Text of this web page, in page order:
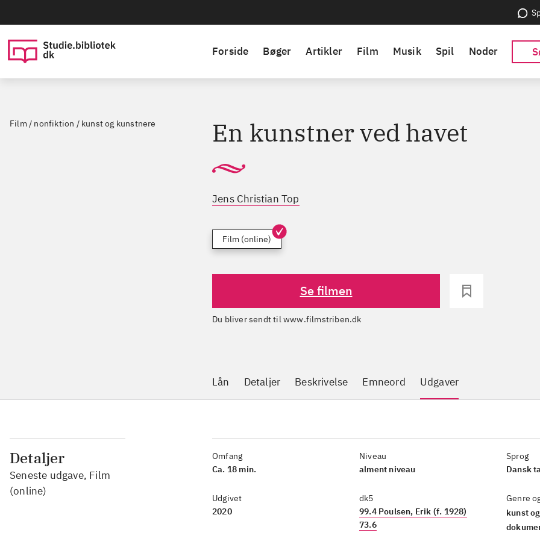
Forside Bøger Artikler Film Musik Spil Noder
Film / nonfiktion / kunst og kunstnere En kunstner ved havet
Jens Christian Top
Film (online)
Se filmen
Du bliver sendt til www.filmstriben.dk
Lån Detaljer Beskrivelse Emneord Udgaver
Detaljer
Seneste udgave, Film
(online)
Omfang
Ca. 18 min.
Udgivet
2020
Niveau
alment niveau
dk5
99.4 Poulsen, Erik (f. 1928)
73.6
Sprog
Dansk
Genre
kunst